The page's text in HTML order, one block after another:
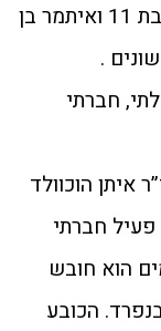
נויה בת 13 כיום טליה בת 11 ואיתמר בן
חברתי
איתן הוכוולד
פעיל חברתי
הוא חובש
הכובע